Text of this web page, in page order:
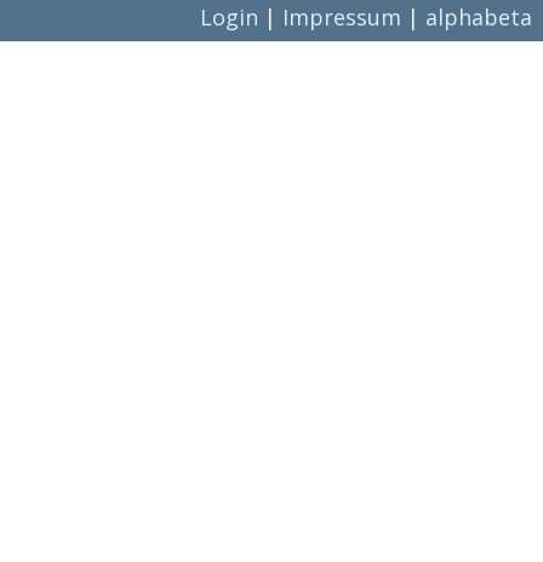
Login | Impressum | alphabeta